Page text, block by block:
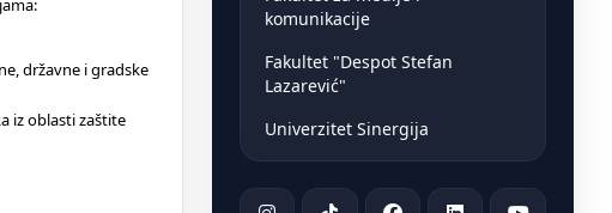
državne i gradske
iz oblasti zaštite
komunikacije
Fakultet "Despot Stefan
Lazarević"
Univerzitet Sinergija